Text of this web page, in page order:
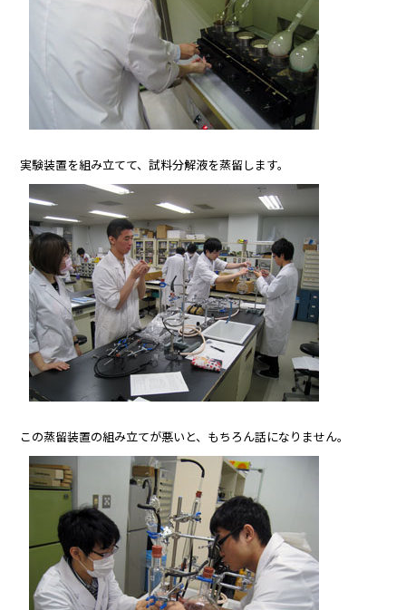
実験装置を組み立てて、試料分解液を蒸留します。
この蒸留装置の組み立てが悪いと、もちろん話になりません。